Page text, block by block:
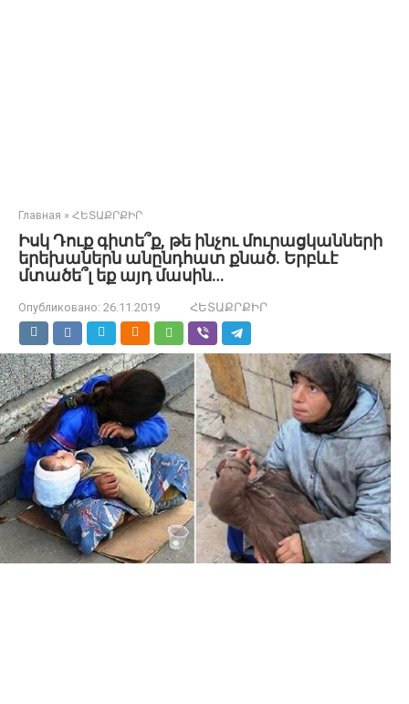
Главная » ՀԵՏԱՔՐՔԻՐ
Իսկ Դուք գիտե՞ք, թե ինչու մուրացկանների
երեխաներն անընդհատ քնած. Երբևէ
մտածե՞լ եք այդ մասին…
Опубликовано: 26.11.2019 ՀԵՏԱՔՐՔԻՐ